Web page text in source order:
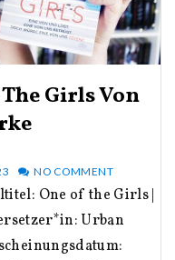
Girls Von
NO COMMENT
Urban